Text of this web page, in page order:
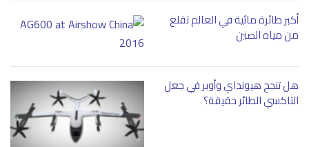
أكبر طائرة مائية في العالم تقلع
من مياه الصين
هل تنجح هيونداي وأوبر في جعل
التاكسي الطائر حقيقة؟